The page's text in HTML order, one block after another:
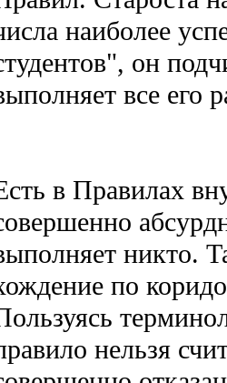
наиболее
он
все его
в Правилах
никто.
по
нельзя